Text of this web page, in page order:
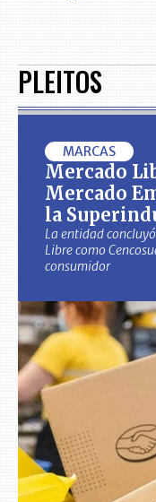
PLEITOS
MARCAS
Mercado
Mercado
la
La entidad
Libre como
consumidor